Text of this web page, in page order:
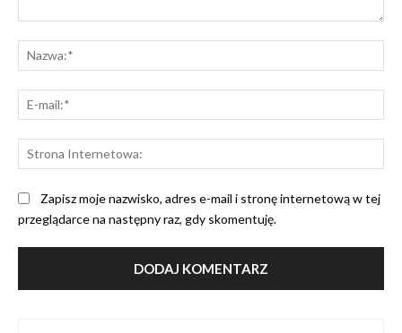
Zapisz moje nazwisko, adres e-mail i stronę internetową w tej
przeglądarce na następny raz, gdy skomentuję.